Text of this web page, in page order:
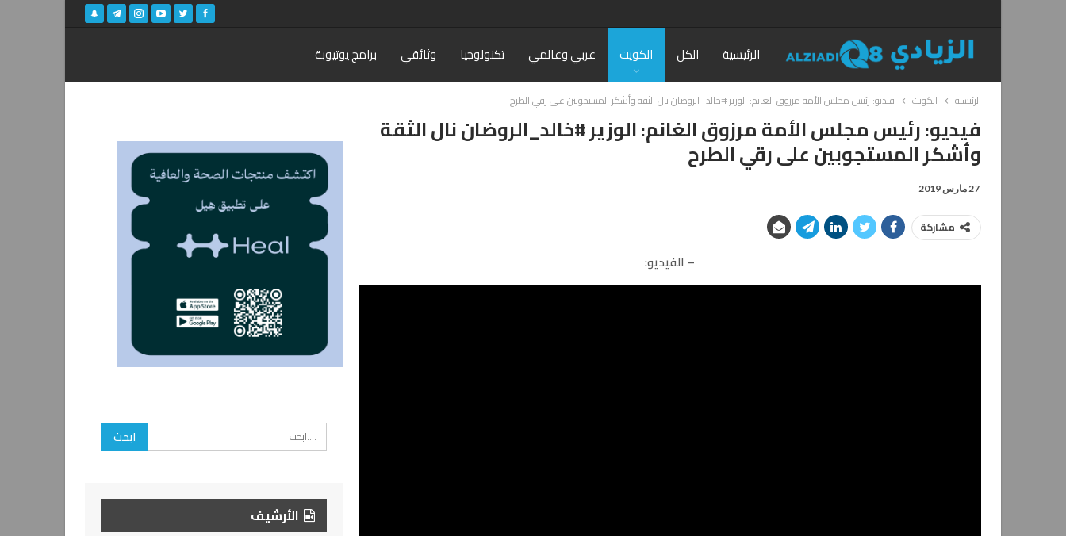
الرئيسية الكل الكويت عربي وعالمي تكنولوجيا وثائقي برامج يوتيوبة
الرئيسية الكويت فيديو: رئيس مجلس الأمة مرزوق الغانم: الوزير #خالد_الروضان نال الثقة وأشكر المستجوبين على رقي الطرح
فيديو: رئيس مجلس الأمة مرزوق الغانم: الوزير #خالد_الروضان نال الثقة
وأشكر المستجوبين على رقي الطرح
27 مارس 2019
مشاركة
– الفيديو:
الأرشيف